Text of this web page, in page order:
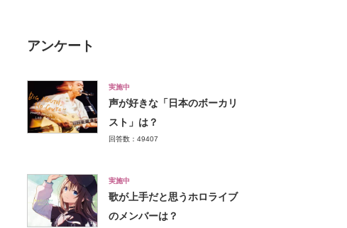
アンケート
実施中
声が好きな「日本のボーカリ
スト」は？
回答数：49407
実施中
歌が上手だと思うホロライブ
のメンバーは？